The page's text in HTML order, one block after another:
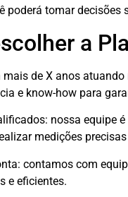
poderá tomar
a
de X anos
e know-how para
nossa equipe
medições
contamos com
e eficientes.